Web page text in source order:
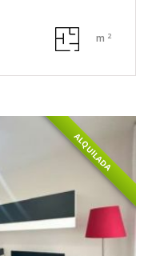
m 2
ALQUILADA